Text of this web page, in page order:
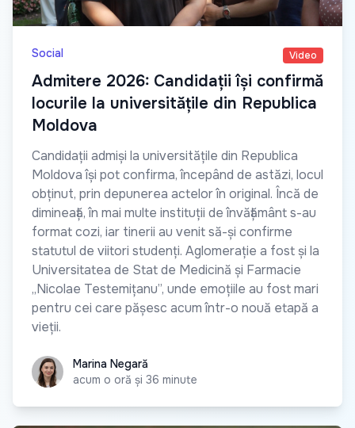
Social Video
Admitere 2026: Candidații își confirmă
locurile la universitățile din Republica
Moldova
Candidații admiși la universitățile din Republica
Moldova își pot confirma, începând de astăzi, locul
obținut, prin depunerea actelor în original. Încă de
dimineață, în mai multe instituții de învățământ s-au
format cozi, iar tinerii au venit să-și confirme
statutul de viitori studenți. Aglomerație a fost și la
Universitatea de Stat de Medicină și Farmacie
„Nicolae Testemițanu”, unde emoțiile au fost mari
pentru cei care pășesc acum într-o nouă etapă a
vieții.
Marina Negară
Marina Negară
acum o oră și 36 minute